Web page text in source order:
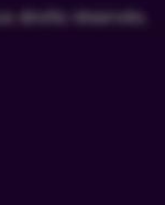
droits réservés.